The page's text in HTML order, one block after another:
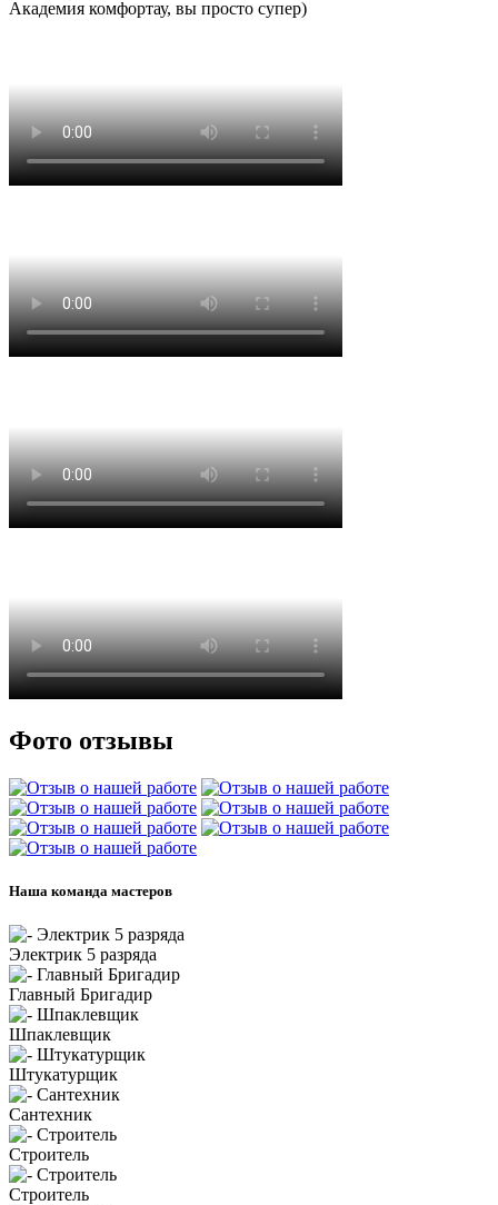
Академия комфортау, вы просто супер)
Фото отзывы
Наша команда мастеров
Электрик 5 разряда
Главный Бригадир
Шпаклевщик
Штукатурщик
Сантехник
Строитель
Строитель